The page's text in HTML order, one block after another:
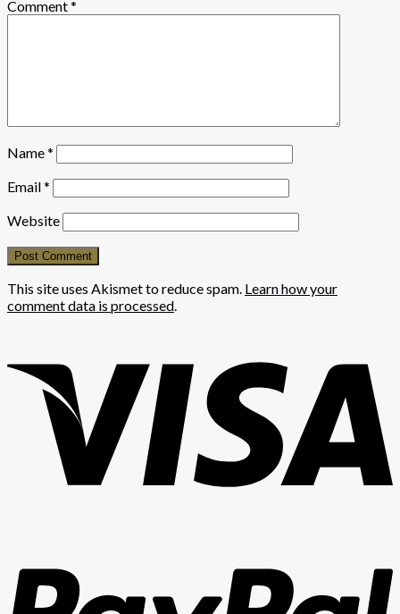
Comment*
Name*
Email*
Website
This site uses Akismet to reduce spam. Learn how your
comment data is processed.